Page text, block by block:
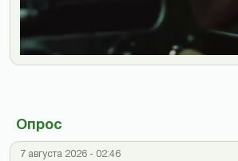
Опрос
7 августа 2026 - 02:46